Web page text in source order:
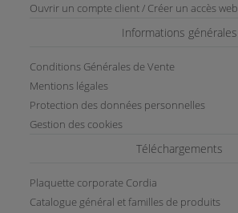
Ouvrir un compte client / Créer un accès web
Informations générales
Conditions Générales de Vente
Mentions légales
Protection des données personnelles
Gestion des cookies
Téléchargements
Plaquette corporate Cordia
Catalogue général et familles de produits